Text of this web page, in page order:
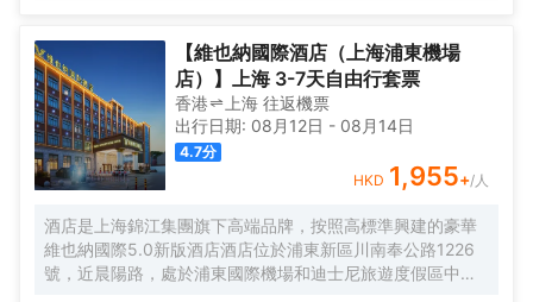
上海文壇人士聚會的場所，文壇巨匠巴金、魯迅等都曾和南
京飯店結下不解之緣，是巴金早期宴請賓客及重大宴請之
地。 飯店配有無線WIFI、中西式自助餐廳、大堂吧、會議
室，自助餐廳提供營養、豐富、藝術的自助早餐，多種選擇
的午晚餐，每日下午2點至4點提供“社交時光”供您享用飲
料、小食，飯店是您旅遊、商務的上佳選擇。
【維也納國際酒店（上海浦東機場
店）】上海 3-7天自由行套票
香港 上海 往返機票
出行日期: 08月12日 - 08月14日
4.7分
HKD 1,955+/人
酒店是上海錦江集團旗下高端品牌，按照高標準興建的豪華
維也納國際5.0新版酒店酒店位於浦東新區川南奉公路1226
號，近晨陽路，處於浦東國際機場和迪士尼旅遊度假區中間